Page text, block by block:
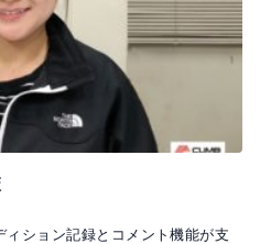
ション記録とコメント機能が支